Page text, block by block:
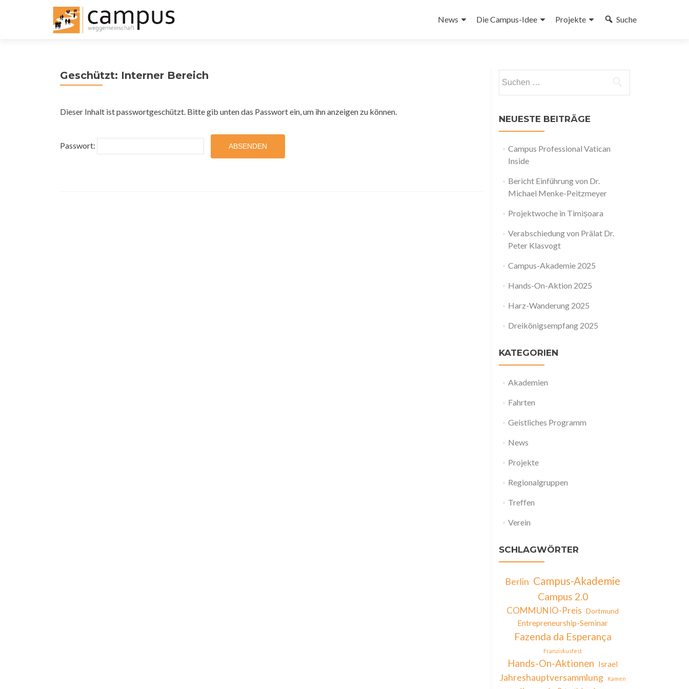
Inhalt
News Die Campus-Idee Projekte Suche
Geschützt: Interner Bereich
Dieser Inhalt ist passwortgeschützt. Bitte gib unten das Passwort ein, um ihn anzeigen zu können.
Passwort:
nach:
NEUESTE BEITRÄGE
Campus Professional Vatican
Inside
Bericht Einführung von Dr.
Michael Menke-Peitzmeyer
Projektwoche in Timișoara
Verabschiedung von Prälat Dr.
Peter Klasvogt
Campus-Akademie 2025
Hands-On-Aktion 2025
Harz-Wanderung 2025
Dreikönigsempfang 2025
KATEGORIEN
Akademien
Fahrten
Geistliches Programm
News
Projekte
Regionalgruppen
Treffen
Verein
SCHLAGWÖRTER
Berlin Campus-Akademie
Campus 2.0
COMMUNIO-Preis Dortmund
Entrepreneurship-Seminar
Fazenda da Esperança
Franziskusfest
Hands-On-Aktionen Israel
Jahreshauptversammlung Kamen